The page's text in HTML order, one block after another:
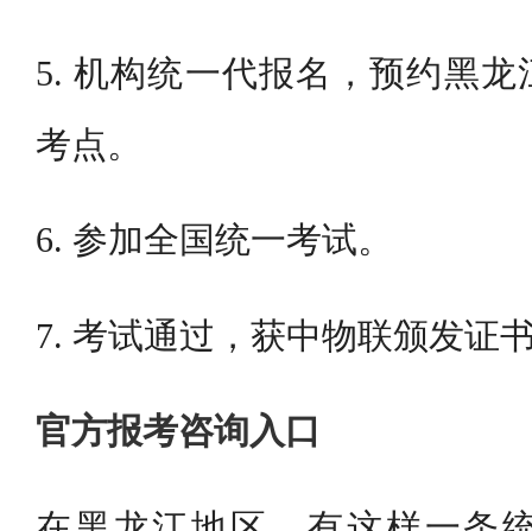
5. 机构统一代报名，预约黑
考点。
6. 参加全国统一考试。
7. 考试通过，获中物联颁发证
官方报考咨询入口